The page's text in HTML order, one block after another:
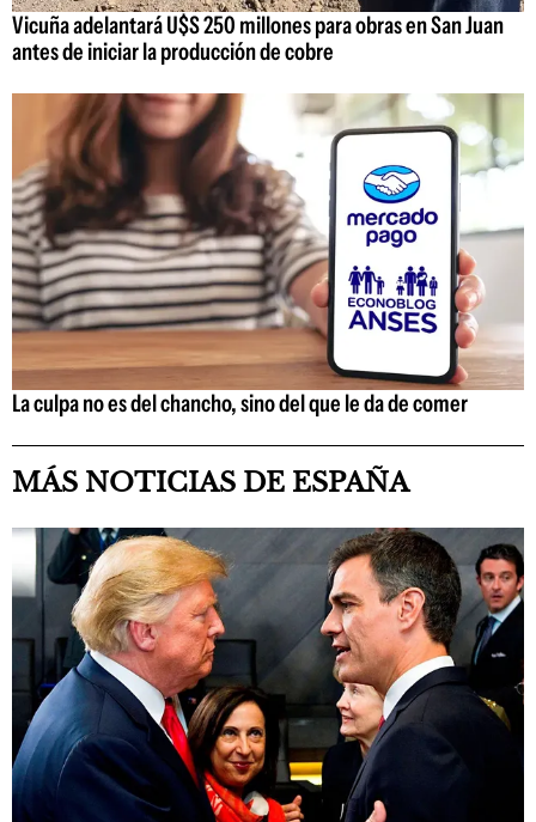
Vicuña adelantará U$S 250 millones para obras en San Juan
antes de iniciar la producción de cobre
La culpa no es del chancho, sino del que le da de comer
MÁS NOTICIAS DE ESPAÑA